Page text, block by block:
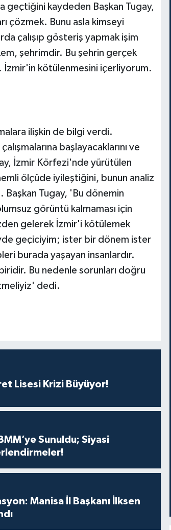
geçtiğini kaydeden Başkan Tugay,
çözmek. Bunu asla kimseyi
çalışıp gösteriş yapmak işim
şehrimdir. Bu şehrin gerçek
İzmir'in kötülenmesini içerliyorum.
ilişkin de bilgi verdi.
başlayacaklarını ve
İzmir Körfezi'nde yürütülen
ölçüde iyileştiğini, bunun analiz
Tugay, 'Bu dönemin
görüntü kalmaması için
gelerek İzmir'i kötülemek
geçiciyim; ister bir dönem ister
burada yaşayan insanlardır.
Bu nedenle sorunları doğru
dedi.
Lisesi Krizi Büyüyor!
Sunuldu; Siyasi
Manisa İl Başkanı İlksen